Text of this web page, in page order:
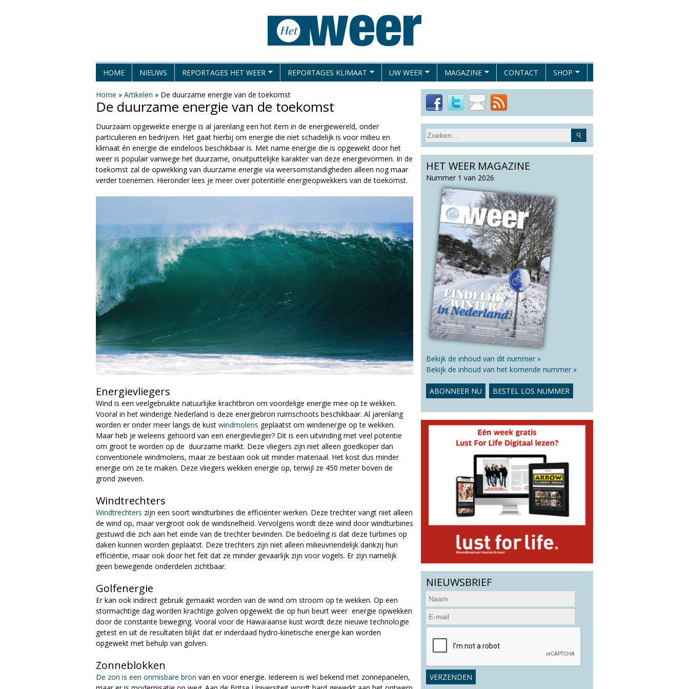
naar
algemene
inhoud
H
e
t
W
e
e
r
M
a
g
a
z
i
n
e
HOME NIEUWS REPORTAGES HET WEER REPORTAGES KLIMAAT UW WEER MAGAZINE CONTACT SHOP
Home » Artikelen » De duurzame energie van de toekomst
De duurzame energie van de toekomst
Duurzaam opgewekte energie is al jarenlang een hot item in de energiewereld, onder
particulieren en bedrijven. Het gaat hierbij om energie die niet schadelijk is voor milieu en
klimaat én energie die eindeloos beschikbaar is. Met name energie die is opgewekt door het
weer is populair vanwege het duurzame, onuitputtelijke karakter van deze energievormen. In de
toekomst zal de opwekking van duurzame energie via weersomstandigheden alleen nog maar
verder toenemen. Hieronder lees je meer over potentiële energieopwekkers van de toekomst.
Energievliegers
Wind is een veelgebruikte natuurlijke krachtbron om voordelige energie mee op te wekken.
Vooral in het winderige Nederland is deze energiebron ruimschoots beschikbaar. Al jarenlang
worden er onder meer langs de kust windmolens geplaatst om windenergie op te wekken.
Maar heb je weleens gehoord van een energievlieger? Dit is een uitvinding met veel potentie
om groot te worden op de duurzame markt. Deze vliegers zijn niet alleen goedkoper dan
conventionele windmolens, maar ze bestaan ook uit minder materiaal. Het kost dus minder
energie om ze te maken. Deze vliegers wekken energie op, terwijl ze 450 meter boven de
grond zweven.
Windtrechters
Windtrechters zijn een soort windturbines die efficiënter werken. Deze trechter vangt niet alleen
de wind op, maar vergroot ook de windsnelheid. Vervolgens wordt deze wind door windturbines
gestuwd die zich aan het einde van de trechter bevinden. De bedoeling is dat deze turbines op
daken kunnen worden geplaatst. Deze trechters zijn niet alleen milieuvriendelijk dankzij hun
efficiëntie, maar ook door het feit dat ze minder gevaarlijk zijn voor vogels. Er zijn namelijk
geen bewegende onderdelen zichtbaar.
Golfenergie
Er kan ook indirect gebruik gemaakt worden van de wind om stroom op te wekken. Op een
stormachtige dag worden krachtige golven opgewekt die op hun beurt weer energie opwekken
door de constante beweging. Vooral voor de Hawaïaanse kust wordt deze nieuwe technologie
getest en uit de resultaten blijkt dat er inderdaad hydro-kinetische energie kan worden
opgewekt met behulp van golven.
Zonneblokken
De zon is een onmisbare bron van en voor energie. Iedereen is wel bekend met zonnepanelen,
Z
o
e
k
S
e
a
r
c
HET WEER MAGAZINE
Nummer 1 van 2026
Bekijk de inhoud van dit nummer »
Bekijk de inhoud van het komende nummer »
ABONNEER NU BESTEL LOS NUMMER
NIEUWSBRIEF